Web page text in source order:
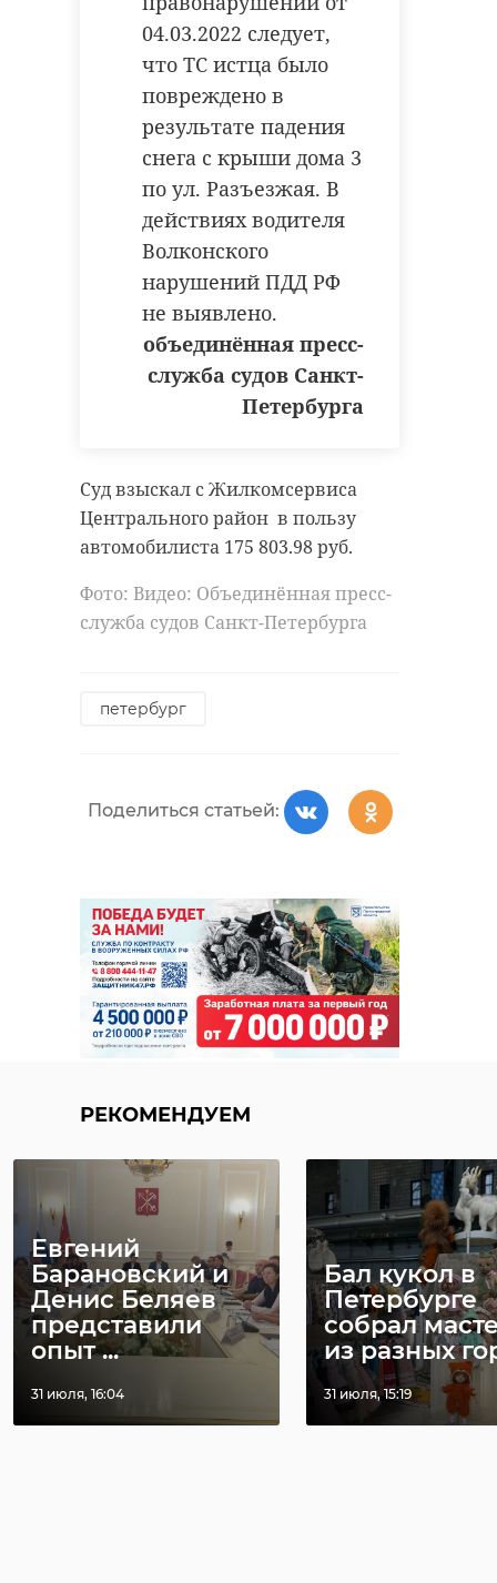
04.03.2022 следует,
что ТС истца было
повреждено в
результате падения
снега с крыши дома 3
по ул. Разъезжая. В
действиях водителя
Волконского
нарушений ПДД РФ
не выявлено.
объединённая пресс-
служба судов Санкт-
Петербурга
Суд взыскал с Жилкомсервиса
Центрального район в пользу
автомобилиста 175 803.98 руб.
Фото: Видео: Объединённая пресс-
служба судов Санкт-Петербурга
петербург
Поделиться статьей:
РЕКОМЕНДУЕМ
Евгений
Барановский и
Денис Беляев
представили
опыт ...
31 июля, 16:04
Бал кукол в
Петербурге
собрал
из разных
31 июля, 15:19